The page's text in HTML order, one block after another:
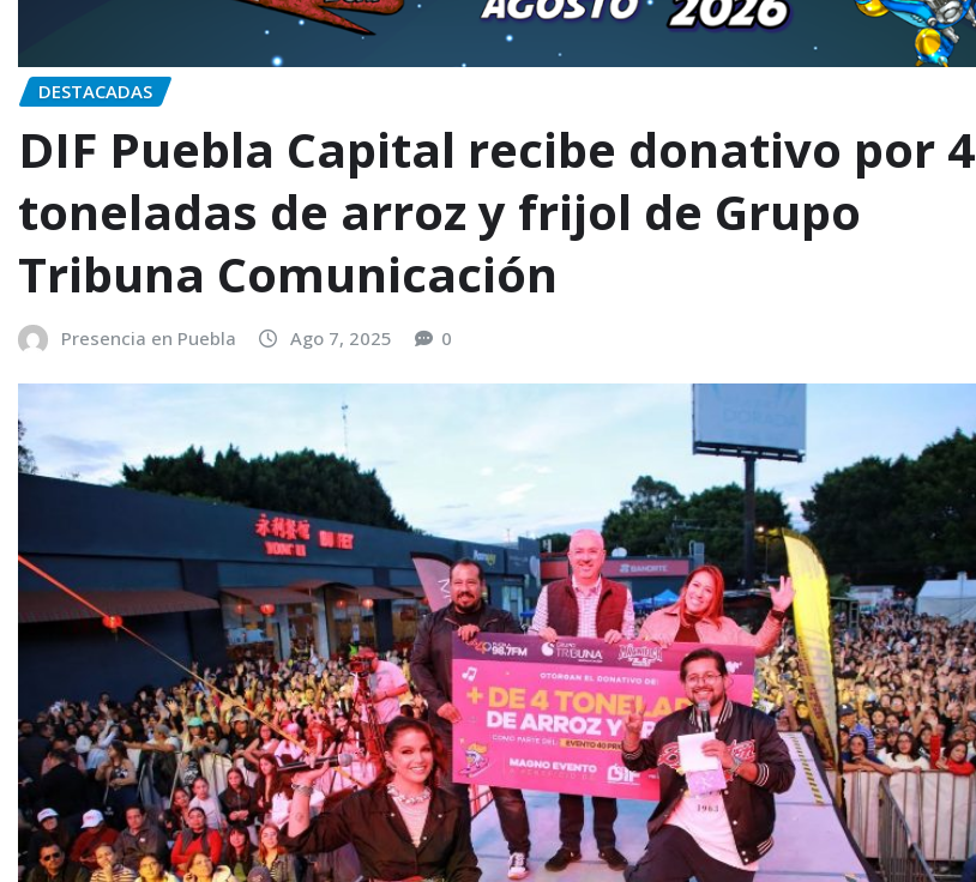
DESTACADAS
DIF Puebla Capital recibe donativo por 4
toneladas de arroz y frijol de Grupo
Tribuna Comunicación
Presencia en Puebla Ago 7, 2025 0